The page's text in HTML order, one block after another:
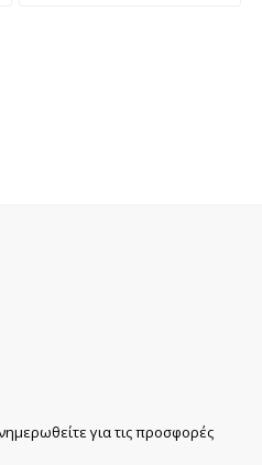
για τις προσφορές